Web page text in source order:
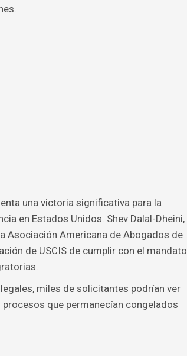
una victoria significativa para la
en Estados Unidos. Shev Dalal-Dheini,
Asociación Americana de Abogados de
de USCIS de cumplir con el mandato
miles de solicitantes podrían ver
que permanecían congelados